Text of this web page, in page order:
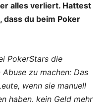
alles verliert. Hattest
dass du beim Poker
PokerStars die
zu machen: Das
wenn sie manuell
haben, kein Geld mehr